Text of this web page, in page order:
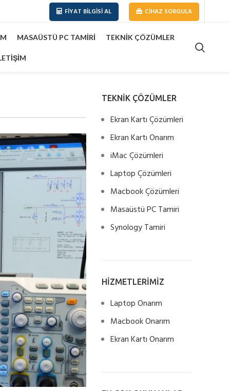
FIYAT BILGISI AL CIHAZ SORGULA
MASAÜSTÜ PC TAMIRI TEKNIK ÇÖZÜMLER
TEKNİK ÇÖZÜMLER
Ekran Kartı Çözümleri
Ekran Kartı Onarım
iMac Çözümleri
Laptop Çözümleri
Macbook Çözümleri
Masaüstü PC Tamiri
Synology Tamiri
HİZMETLERİMİZ
Laptop Onarım
Macbook Onarım
Ekran Kartı Onarım